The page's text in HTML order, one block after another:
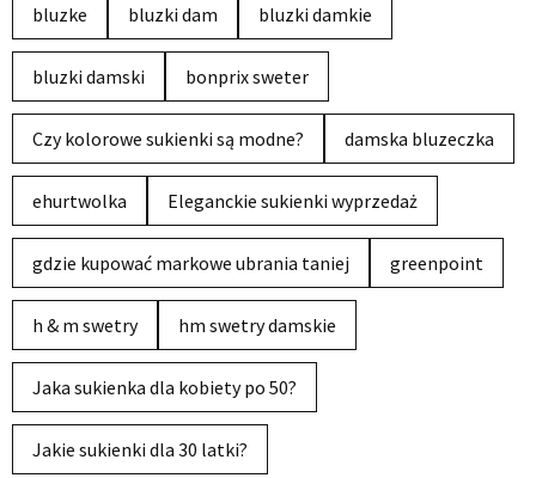
bluzke bluzki dam bluzki damkie
bluzki damski bonprix sweter
Czy kolorowe sukienki są modne? damska bluzeczka
ehurtwolka Eleganckie sukienki wyprzedaż
gdzie kupować markowe ubrania taniej greenpoint
h & m swetry hm swetry damskie
Jaka sukienka dla kobiety po 50?
Jakie sukienki dla 30 latki?